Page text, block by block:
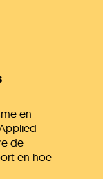
en
de
en hoe